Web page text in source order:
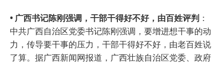
• 广西书记陈刚强调，干部干得好不好，由百姓评判 ：
中共广西自治区党委书记陈刚强调，要增进想干事的动
力，传导要干事的压力，干部干得好不好，由老百姓说
了算。据广西新闻网报道，广西壮族自治区党委、政府